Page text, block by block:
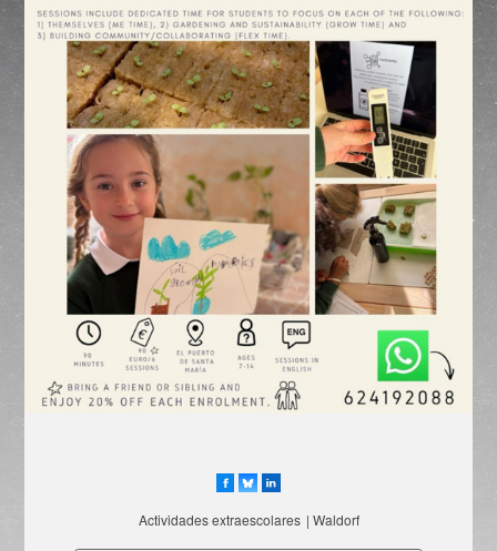
Actividades extraescolares | Waldorf